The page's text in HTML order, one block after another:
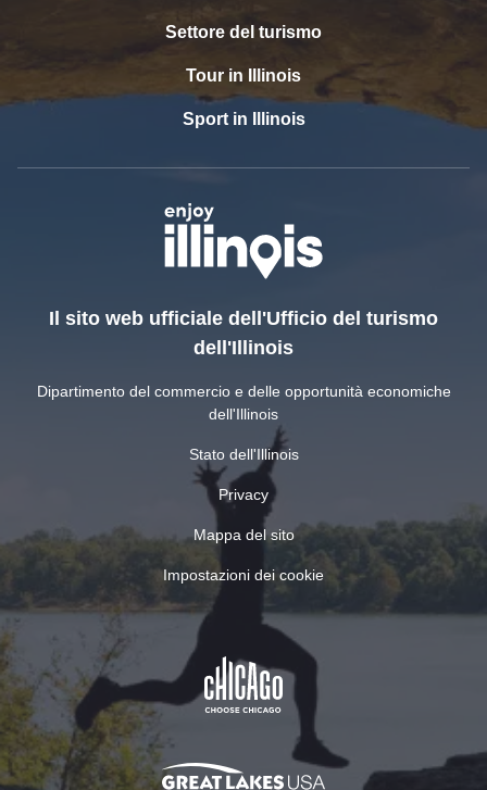
Settore del turismo
Tour in Illinois
Sport in Illinois
Il sito web ufficiale dell'Ufficio del turismo
dell'Illinois
Dipartimento del commercio e delle opportunità economiche
dell'Illinois
Stato dell'Illinois
Privacy
Mappa del sito
Impostazioni dei cookie